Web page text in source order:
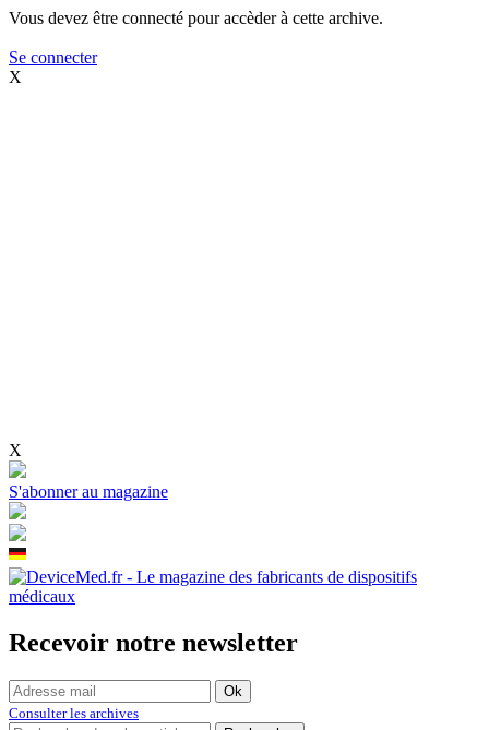
Vous devez être connecté pour accèder à cette archive.
Se connecter
X
X
S'abonner au magazine
Recevoir notre newsletter
Consulter les archives